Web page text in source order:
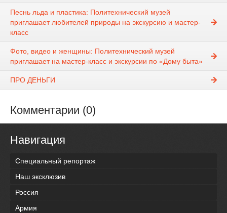
Песнь льда и пластика: Политехнический музей
приглашает любителей природы на экскурсию и мастер-
класс
Фото, видео и женщины: Политехнический музей
приглашает на мастер-класс и экскурсии по «Дому быта»
ПРО ДЕНЬГИ
Комментарии (0)
Навигация
Специальный репортаж
Наш эксклюзив
Россия
Армия